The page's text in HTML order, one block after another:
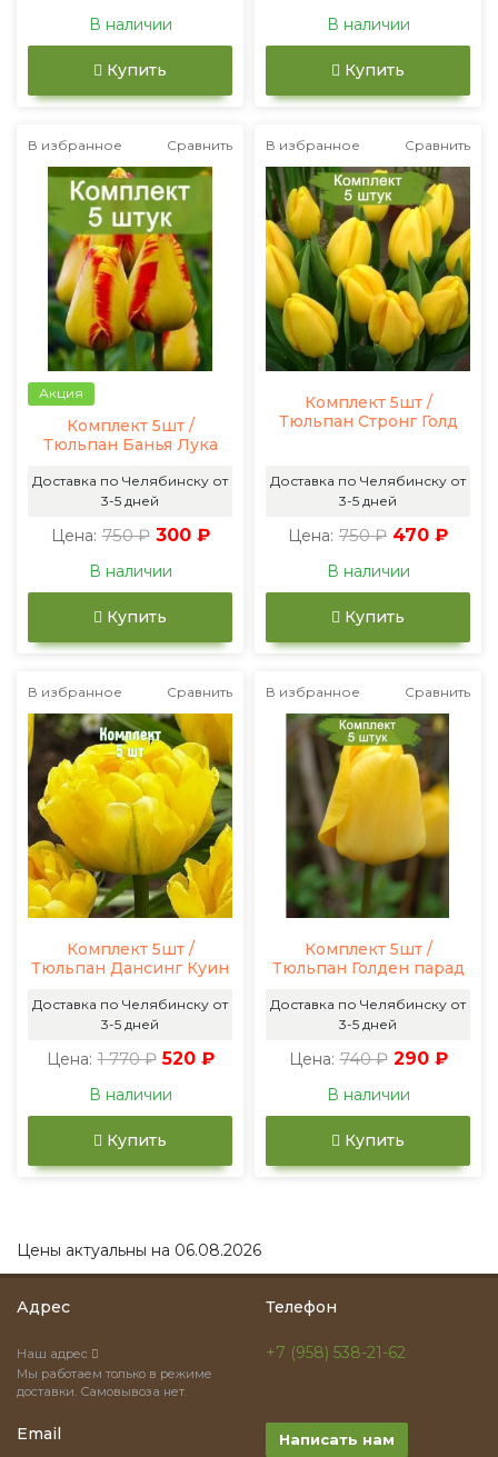
В наличии
Купить
В наличии
Купить
В избранное Сравнить
Акция
Комплект 5шт /
Тюльпан Банья Лука
Доставка по Челябинску от
3-5 дней
Цена: 750 ₽ 300 ₽
В наличии
Купить
В избранное Сравнить
Комплект 5шт /
Тюльпан Стронг Голд
Доставка по Челябинску от
3-5 дней
Цена: 750 ₽ 470 ₽
В наличии
Купить
В избранное Сравнить
Комплект 5шт /
Тюльпан Дансинг Куин
Доставка по Челябинску от
3-5 дней
Цена: 1 770 ₽ 520 ₽
В наличии
Купить
В избранное Сравнить
Комплект 5шт /
Тюльпан Голден парад
Доставка по Челябинску от
3-5 дней
Цена: 740 ₽ 290 ₽
В наличии
Купить
Цены актуальны на 06.08.2026
Адрес
Наш адрес
Мы работаем только в режиме
доставки. Самовывоза нет.
Телефон
+7 (958) 538-21-62
Email Написать нам